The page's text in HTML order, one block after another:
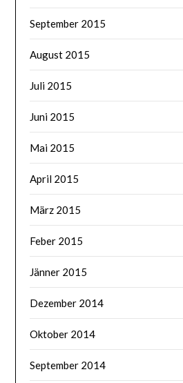
September 2015
August 2015
Juli 2015
Juni 2015
Mai 2015
April 2015
März 2015
Feber 2015
Jänner 2015
Dezember 2014
Oktober 2014
September 2014